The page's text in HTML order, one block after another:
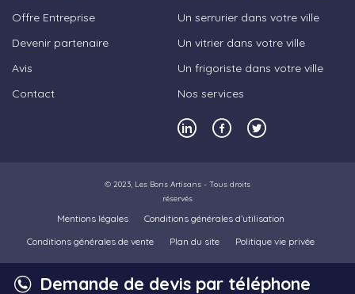
Offre Entreprise
Devenir partenaire
Avis
Contact
Un serrurier dans votre ville
Un vitrier dans votre ville
Un frigoriste dans votre ville
Nos services
© 2023, Les Bons Artisans - Tous droits
réservés
Mentions légales
Conditions générales d’utilisation
Conditions générales de vente
Plan du site Politique vie privée
Demande de devis par téléphone